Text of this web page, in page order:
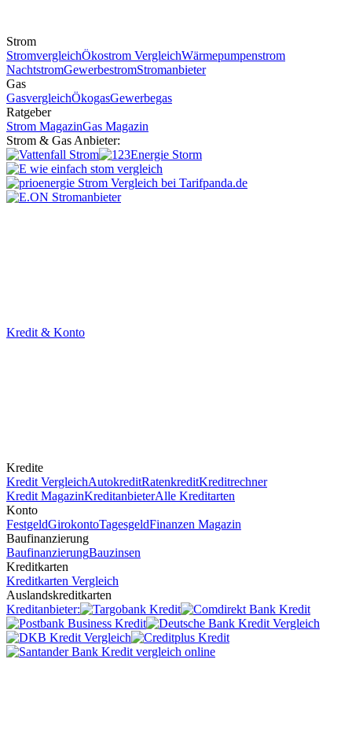
Strom
StromvergleichÖkostrom VergleichWärmepumpenstrom
NachtstromGewerbestromStromanbieter
Gas
GasvergleichÖkogasGewerbegas
Ratgeber
Strom MagazinGas Magazin
Strom & Gas Anbieter:
Kredit & Konto
Kredite
Kredit VergleichAutokreditRatenkreditKreditrechner
Kredit MagazinKreditanbieterAlle Kreditarten
Konto
FestgeldGirokontoTagesgeldFinanzen Magazin
Baufinanzierung
BaufinanzierungBauzinsen
Kreditkarten
Kreditkarten Vergleich
Auslandskreditkarten
Kreditanbieter: